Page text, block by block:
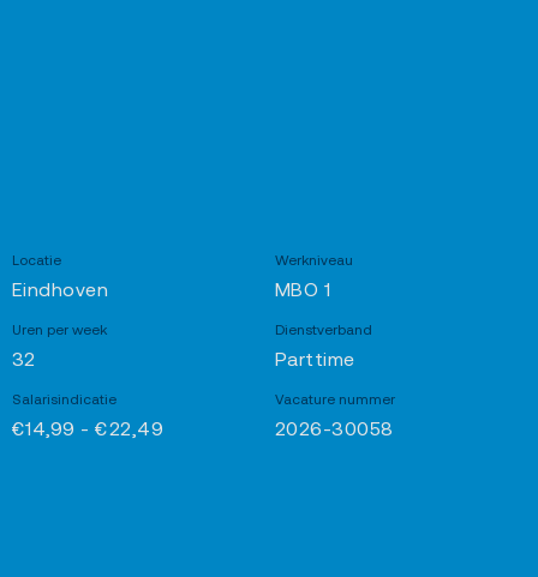
Locatie
Eindhoven
Werkniveau
MBO 1
Uren per week
32
Dienstverband
Parttime
Salarisindicatie
€14,99 - €22,49
Vacature nummer
2026-30058